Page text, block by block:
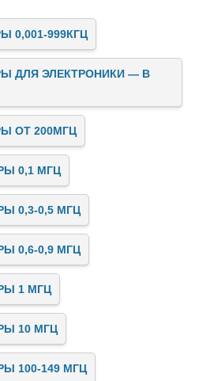
0,001-999КГЦ
ДЛЯ ЭЛЕКТРОНИКИ — В
ОТ 200МГЦ
0,1 МГЦ
0,3-0,5 МГЦ
0,6-0,9 МГЦ
1 МГЦ
10 МГЦ
100-149 МГЦ